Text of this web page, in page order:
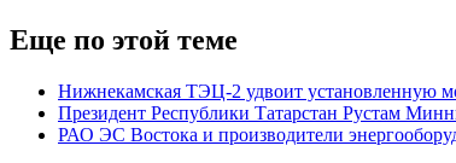
Еще по этой теме
Нижнекамская ТЭЦ-2 удвоит установленную
Президент Республики Татарстан Рустам
РАО ЭС Востока и производители